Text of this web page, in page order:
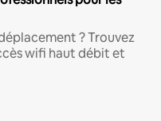
? Trouvez
wifi haut débit et